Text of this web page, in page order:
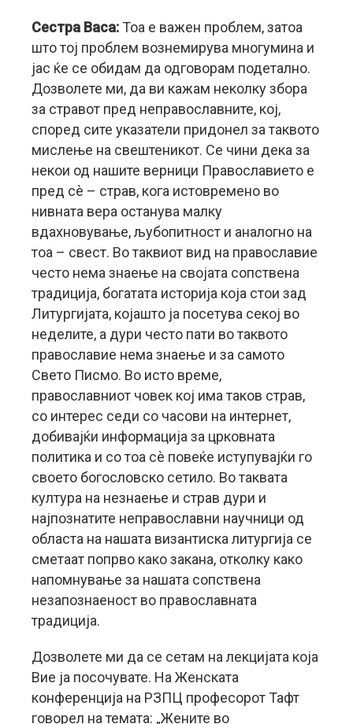
Сестра Васа: Тоа е важен проблем, затоа
што тој проблем вознемирува многумина и
јас ќе се обидам да одговорам подетално.
Дозволете ми, да ви кажам неколку збора
за стравот пред неправославните, кој,
според сите указатели придонел за таквото
мислење на свештеникот. Се чини дека за
некои од нашите верници Православието е
пред сè – страв, кога истовремено во
нивната вера останува малку
вдахновување, љубопитност и аналогно на
тоа – свест. Во таквиот вид на православие
често нема знаење на својата сопствена
традиција, богатата историја која стои зад
Литургијата, којашто ја посетува секој во
неделите, а дури често пати во таквото
православие нема знаење и за самото
Свето Писмо. Во исто време,
православниот човек кој има таков страв,
со интерес седи со часови на интернет,
добивајќи информација за црковната
политика и со тоа сè повеќе иступувајќи го
своето богословско сетило. Во таквата
култура на незнаење и страв дури и
најпознатите неправославни научници од
областа на нашата византиска литургија се
сметаат попрво како закана, отколку како
напомнување за нашата сопствена
незапознаеност во православната
традиција.
Дозволете ми да се сетам на лекцијата која
Вие ја посочувате. На Женската
конференција на РЗПЦ професорот Тафт
говорел на темата: „Жените во